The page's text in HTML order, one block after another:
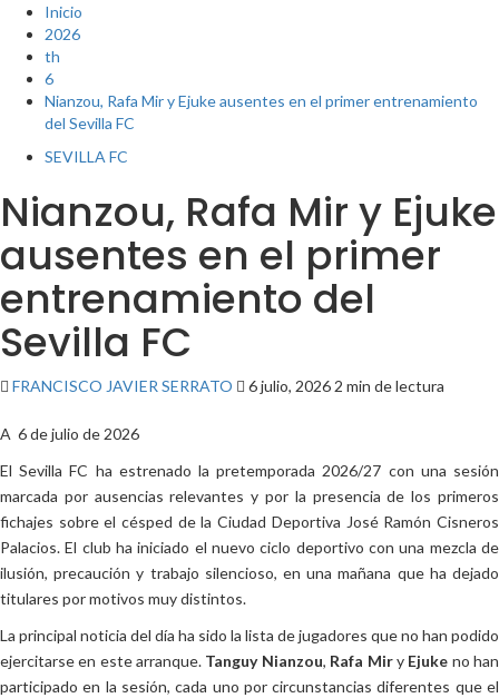
Inicio
2026
th
6
Nianzou, Rafa Mir y Ejuke ausentes en el primer entrenamiento
del Sevilla FC
SEVILLA FC
Nianzou, Rafa Mir y Ejuke
ausentes en el primer
entrenamiento del
Sevilla FC
FRANCISCO JAVIER SERRATO 6 julio, 20262 min de lectura
A 6 de julio de 2026
El Sevilla FC ha estrenado la pretemporada 2026/27 con una sesión
marcada por ausencias relevantes y por la presencia de los primeros
fichajes sobre el césped de la Ciudad Deportiva José Ramón Cisneros
Palacios. El club ha iniciado el nuevo ciclo deportivo con una mezcla de
ilusión, precaución y trabajo silencioso, en una mañana que ha dejado
titulares por motivos muy distintos.
La principal noticia del día ha sido la lista de jugadores que no han podido
ejercitarse en este arranque. Tanguy Nianzou, Rafa Miry Ejuke no han
participado en la sesión, cada uno por circunstancias diferentes que el